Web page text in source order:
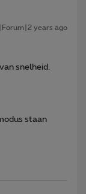
years ago
snelheid.
staan